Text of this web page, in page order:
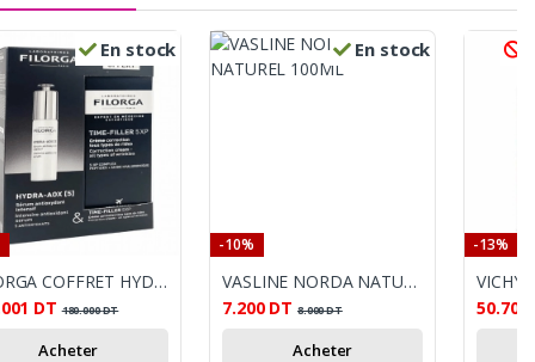
En stock
FILORGA COFFRET HYDRA SERUM+TIME FILLER CREME 30 ML OFFERT
DT 180.000DT
Acheter
En stock
-10%
VASLINE NORDA NATUREL 100ML
7.200 DT 8.000DT
Acheter
-13%
50.700